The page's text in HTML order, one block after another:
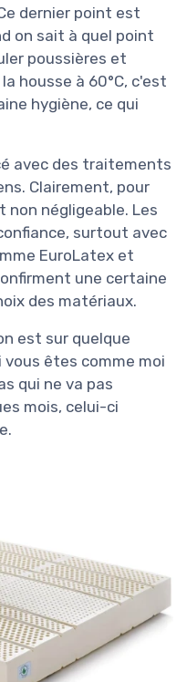
dernier point est
on sait à quel point
poussières et
housse à 60°C, c'est
hygiène, ce qui
avec des traitements
Clairement, pour
non négligeable. Les
surtout avec
EuroLatex et
une certaine
des matériaux.
est sur quelque
êtes comme moi
qui ne va pas
mois, celui-ci